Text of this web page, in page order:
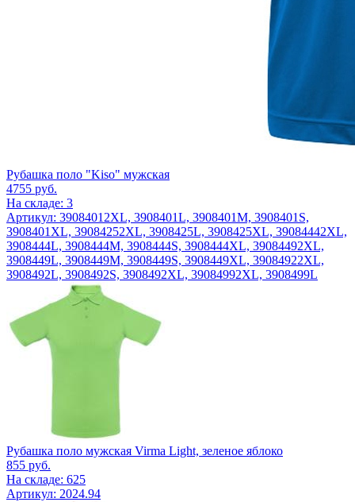
Рубашка поло "Kiso" мужская
4755 руб.
На складе: 3
Артикул: 39084012XL, 3908401L, 3908401M, 3908401S,
3908401XL, 39084252XL, 3908425L, 3908425XL, 39084442XL,
3908444L, 3908444M, 3908444S, 3908444XL, 39084492XL,
3908449L, 3908449M, 3908449S, 3908449XL, 39084922XL,
3908492L, 3908492S, 3908492XL, 39084992XL, 3908499L
Рубашка поло мужская Virma Light, зеленое яблоко
855 руб.
На складе: 625
Артикул: 2024.94